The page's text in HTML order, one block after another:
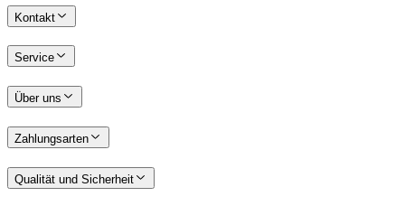
Kontakt
Service
Über uns
Zahlungsarten
Qualität und Sicherheit